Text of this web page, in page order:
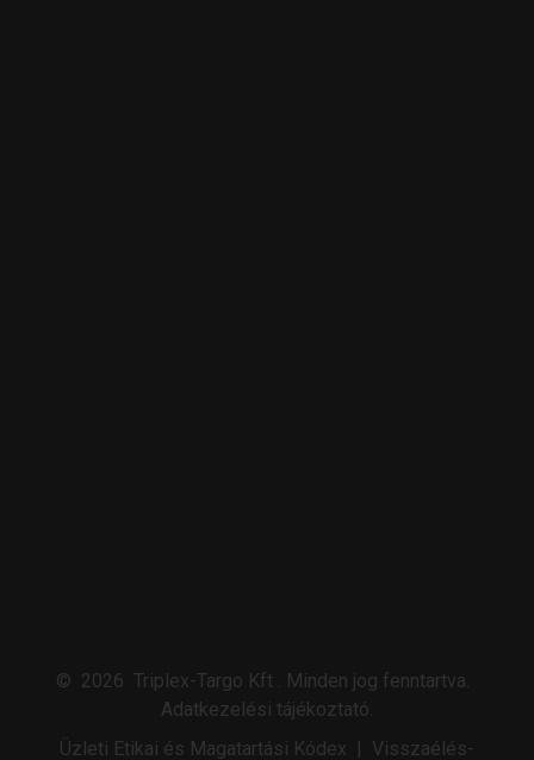
© 2026 Triplex-Targo Kft . Minden jog fenntartva.
Adatkezelési tájékoztató.
Üzleti Etikai és Magatartási Kódex
Visszaélés-